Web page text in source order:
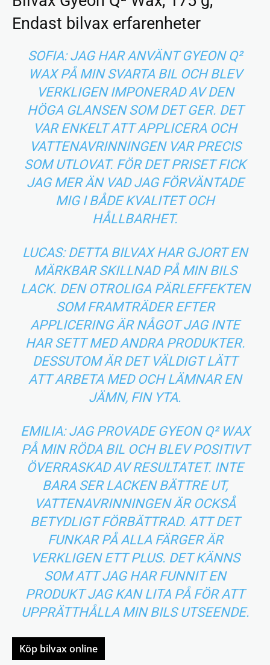
Endast bilvax erfarenheter
SOFIA: JAG HAR ANVÄNT GYEON Q²
WAX PÅ MIN SVARTA BIL OCH BLEV
VERKLIGEN IMPONERAD AV DEN
HÖGA GLANSEN SOM DET GER. DET
VAR ENKELT ATT APPLICERA OCH
VATTENAVRINNINGEN VAR PRECIS
SOM UTLOVAT. FÖR DET PRISET FICK
JAG MER ÄN VAD JAG FÖRVÄNTADE
MIG I BÅDE KVALITET OCH
HÅLLBARHET.
LUCAS: DETTA BILVAX HAR GJORT EN
MÄRKBAR SKILLNAD PÅ MIN BILS
LACK. DEN OTROLIGA PÄRLEFFEKTEN
SOM FRAMTRÄDER EFTER
APPLICERING ÄR NÅGOT JAG INTE
HAR SETT MED ANDRA PRODUKTER.
DESSUTOM ÄR DET VÄLDIGT LÄTT
ATT ARBETA MED OCH LÄMNAR EN
JÄMN, FIN YTA.
EMILIA: JAG PROVADE GYEON Q² WAX
PÅ MIN RÖDA BIL OCH BLEV POSITIVT
ÖVERRASKAD AV RESULTATET. INTE
BARA SER LACKEN BÄTTRE UT,
VATTENAVRINNINGEN ÄR OCKSÅ
BETYDLIGT FÖRBÄTTRAD. ATT DET
FUNKAR PÅ ALLA FÄRGER ÄR
VERKLIGEN ETT PLUS. DET KÄNNS
SOM ATT JAG HAR FUNNIT EN
PRODUKT JAG KAN LITA PÅ FÖR ATT
UPPRÄTTHÅLLA MIN BILS UTSEENDE.
Köp bilvax online